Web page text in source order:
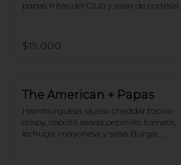
papas fritas del Club y salsa de cortesía.
$19.000
The American + Papas
Hamburguesa, queso cheddar,tocino
crispy, cebolla asada,pepinillo, tomate,
lechuga, mayonesa y salsa Burga.